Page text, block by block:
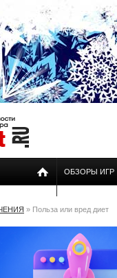
ОБЗОРЫ ИГР
» Польза или вред диет